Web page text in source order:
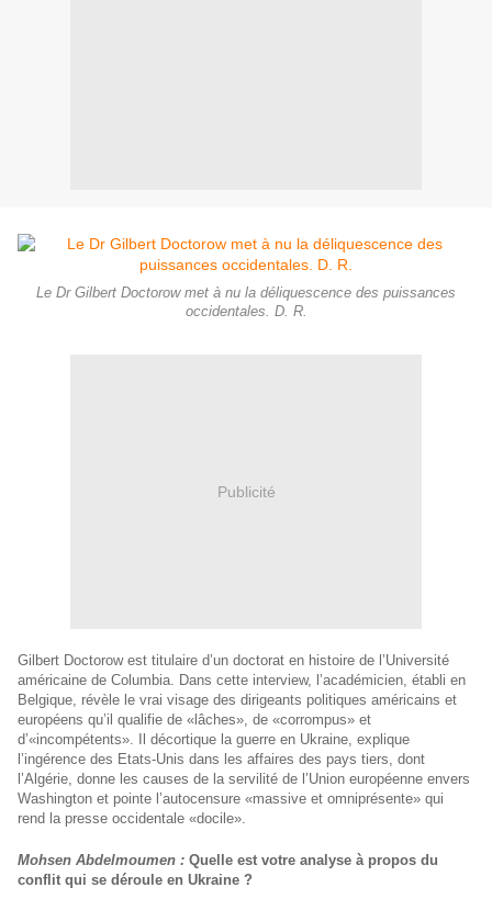
Le Dr Gilbert Doctorow met à nu la déliquescence des puissances
occidentales. D. R.
Publicité
Gilbert Doctorow est titulaire d’un doctorat en histoire de l’Université
américaine de Columbia. Dans cette interview, l’académicien, établi en
Belgique, révèle le vrai visage des dirigeants politiques américains et
européens qu’il qualifie de «lâches», de «corrompus» et
d’«incompétents». Il décortique la guerre en Ukraine, explique
l’ingérence des Etats-Unis dans les affaires des pays tiers, dont
l’Algérie, donne les causes de la servilité de l’Union européenne envers
Washington et pointe l’autocensure «massive et omniprésente» qui
rend la presse occidentale «docile».
Mohsen Abdelmoumen : Quelle est votre analyse à propos du
conflit qui se déroule en Ukraine ?